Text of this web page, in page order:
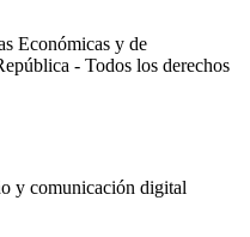
Económicas y de
- Todos los derechos
y comunicación digital